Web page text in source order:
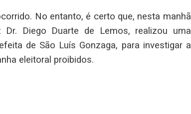
No entanto, é certo que, nesta manhã
Diego Duarte de Lemos, realizou uma
de São Luís Gonzaga, para investigar a
eleitoral proibidos.